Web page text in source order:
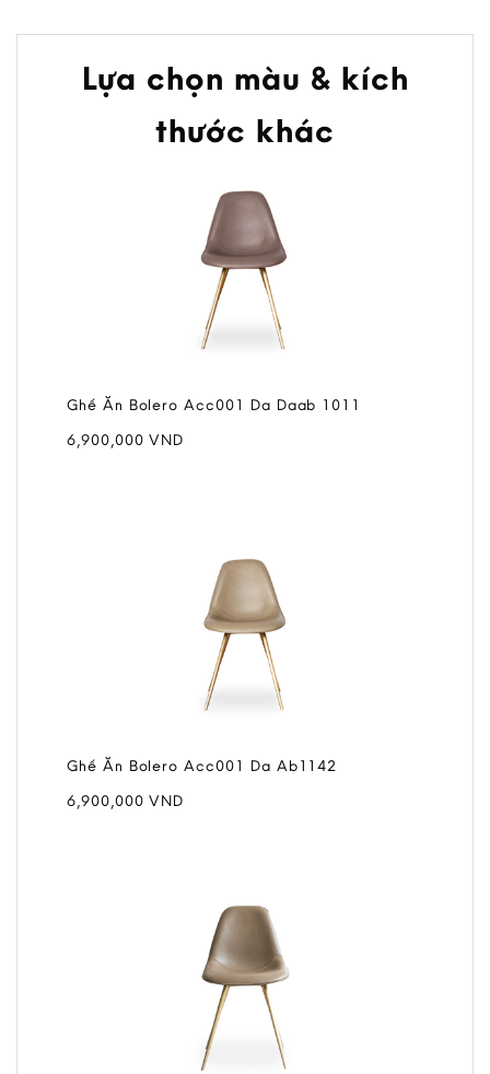
Lựa chọn màu & kích
thước khác
Ghế Ăn Bolero Acc001 Da Daab 1011
6,900,000VND
Ghế Ăn Bolero Acc001 Da Ab1142
6,900,000VND